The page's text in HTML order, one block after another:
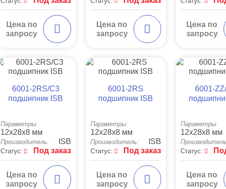
Цена по
запросу
Цена по
запросу
Цена по
запросу
6001-2RS/C3
подшипник ISB
Параметры:
12x28x8 мм
Производитель: ISB
Статус: Под заказ
Цена по
запросу
6001-2RS
подшипник ISB
Параметры:
12x28x8 мм
Производитель: ISB
Статус: Под заказ
Цена по
запросу
6001-
Параметры:
12x28x8 мм
Статус:
Цена по
запросу